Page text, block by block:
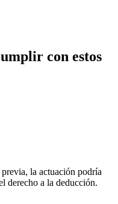
con estos
la actuación podría
derecho a la deducción.